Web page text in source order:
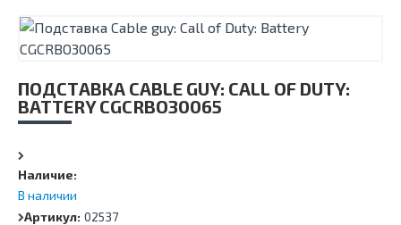
ПОДСТАВКА CABLE GUY: CALL OF DUTY:
BATTERY CGCRBO30065
Наличие:
В наличии
Артикул: 02537